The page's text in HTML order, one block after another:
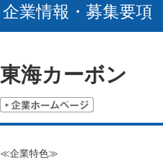
企業情報・募集要項
東海カーボン
≪企業特色≫